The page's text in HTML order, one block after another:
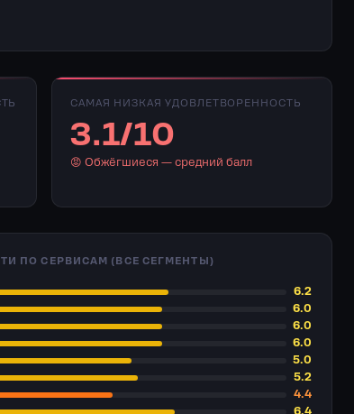
САМАЯ НИЗКАЯ УДОВЛЕТВОРЕННОСТЬ
3.1/10
😡 Обжёгшиеся — средний балл
ПО СЕРВИСАМ (ВСЕ СЕГМЕНТЫ)
6.2
6.0
6.0
6.0
5.0
5.2
4.4
6.4